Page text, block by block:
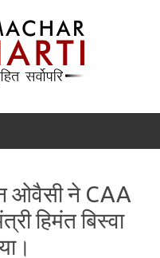
ओवैसी ने CAA
हिमंत बिस्वा